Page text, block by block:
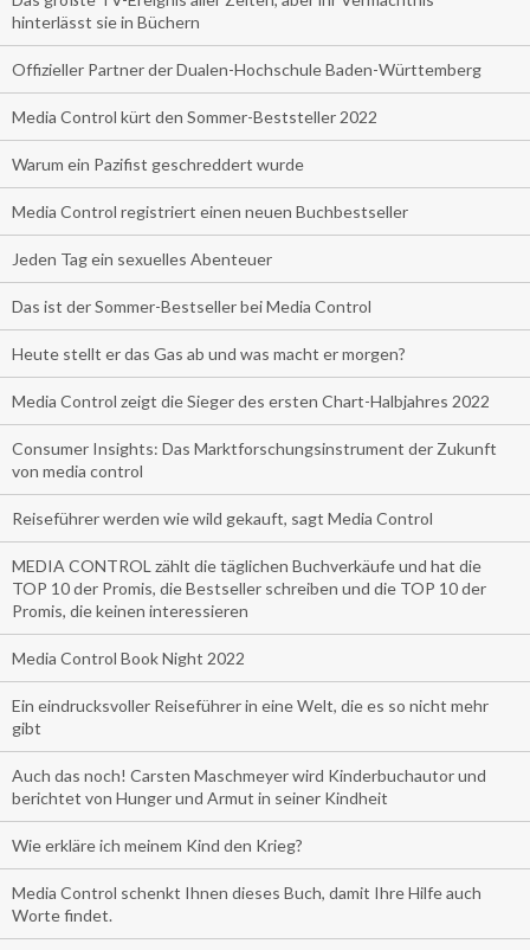
hinterlässt sie in Büchern
Offizieller Partner der Dualen-Hochschule Baden-Württemberg
Media Control kürt den Sommer-Beststeller 2022
Warum ein Pazifist geschreddert wurde
Media Control registriert einen neuen Buchbestseller
Jeden Tag ein sexuelles Abenteuer
Das ist der Sommer-Bestseller bei Media Control
Heute stellt er das Gas ab und was macht er morgen?
Media Control zeigt die Sieger des ersten Chart-Halbjahres 2022
Consumer Insights: Das Marktforschungsinstrument der Zukunft
von media control
Reiseführer werden wie wild gekauft, sagt Media Control
MEDIA CONTROL zählt die täglichen Buchverkäufe und hat die
TOP 10 der Promis, die Bestseller schreiben und die TOP 10 der
Promis, die keinen interessieren
Media Control Book Night 2022
Ein eindrucksvoller Reiseführer in eine Welt, die es so nicht mehr
gibt
Auch das noch! Carsten Maschmeyer wird Kinderbuchautor und
berichtet von Hunger und Armut in seiner Kindheit
Wie erkläre ich meinem Kind den Krieg?
Media Control schenkt Ihnen dieses Buch, damit Ihre Hilfe auch
Worte findet.